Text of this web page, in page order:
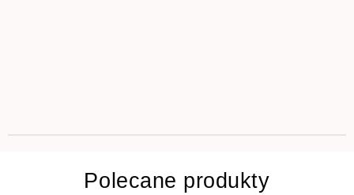
Polecane produkty